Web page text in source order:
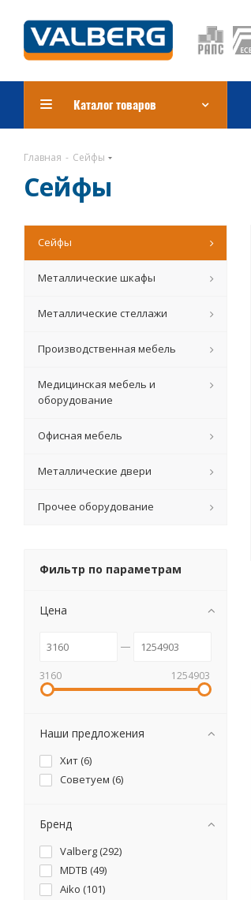
Каталог товаров
Главная - Сейфы
Сейфы
Сейфы
Металлические шкафы
Металлические стеллажи
Производственная мебель
Медицинская мебель и
оборудование
Офисная мебель
Металлические двери
Прочее оборудование
Фильтр по параметрам
Цена
3160 1254903
Наши предложения
Хит (6)
Советуем (6)
Бренд
Valberg (292)
MDTB (49)
Aiko (101)